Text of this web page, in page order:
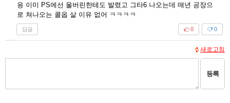
응 이미 PS에선 울버린한테도 발렸고 그타6 나오는데 매년 공장으
로 쳐나오는 콜옵 살 이유 없어 ㅋㅋㅋㅋ
답글 0
0
새로고침
등록